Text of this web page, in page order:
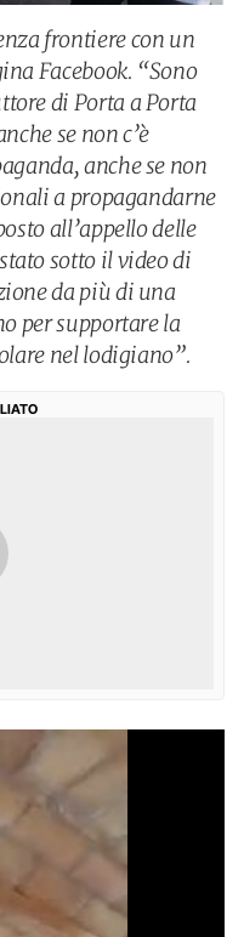
frontiere con un
Facebook. “Sono
di Porta a Porta
se non c’è
anche se non
a propagandarne
all’appello delle
sotto il video di
da più di una
per supportare la
nel lodigiano”.